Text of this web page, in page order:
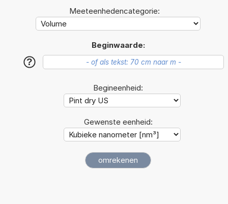
Meeteenhedencategorie:
Beginwaarde:
?
Begineenheid:
Gewenste eenheid: